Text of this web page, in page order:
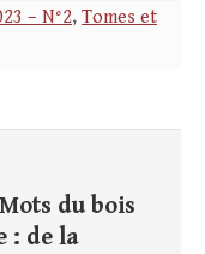
– N°2, Tomes et
du bois
: de la